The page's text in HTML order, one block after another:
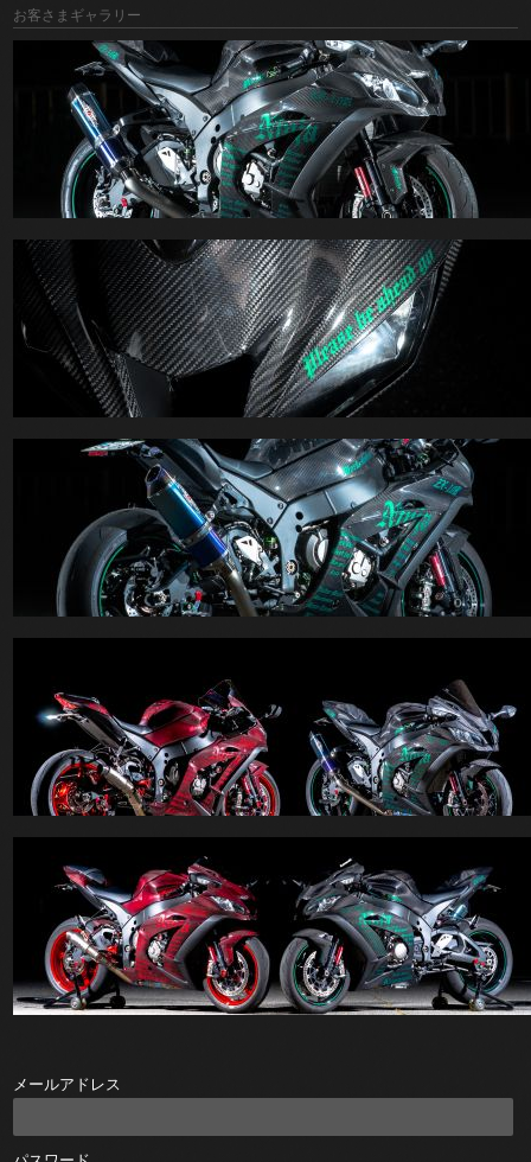
お客さまギャラリー
メールアドレス